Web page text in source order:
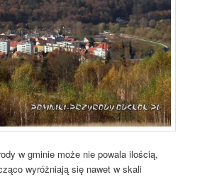
w gminie może nie powala ilością,
wyróżniają się nawet w skali